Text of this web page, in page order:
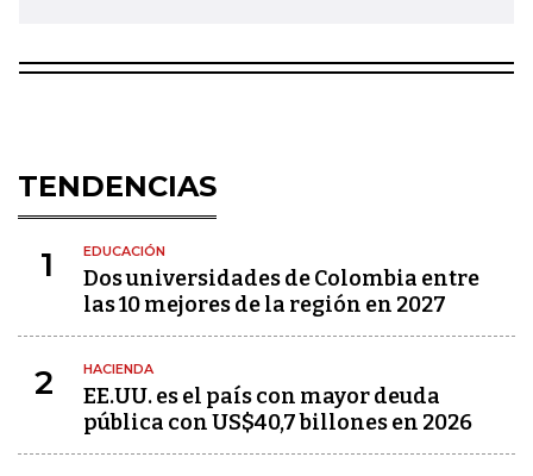
TENDENCIAS
1 EDUCACIÓN
Dos universidades de Colombia entre
las 10 mejores de la región en 2027
2 HACIENDA
EE.UU. es el país con mayor deuda
pública con US$40,7 billones en 2026